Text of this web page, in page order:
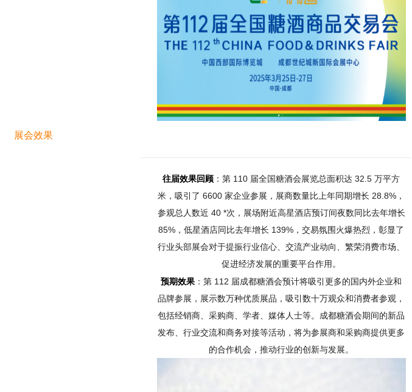
展会效果
往届效果回顾 ：第 110 届全国糖酒会展览总面积达 32.5 万平方
米，吸引了 6600 家企业参展，展商数量比上年同期增长 28.8%，
参观总人数近 40 *次，展场附近高星酒店预订间夜数同比去年增长
85%，低星酒店同比去年增长 139%，交易氛围火爆热烈，彰显了
行业头部展会对于提振行业信心、交流产业动向、繁荣消费市场、
促进经济发展的重要平台作用。
预期效果 ：第 112 届成都糖酒会预计将吸引更多的国内外企业和
品牌参展，展示数万种优质展品，吸引数十万观众和消费者参观，
包括经销商、采购商、学者、媒体人士等。成都糖酒会期间的新品
发布、行业交流和商务对接等活动，将为参展商和采购商提供更多
的合作机会，推动行业的创新与发展。